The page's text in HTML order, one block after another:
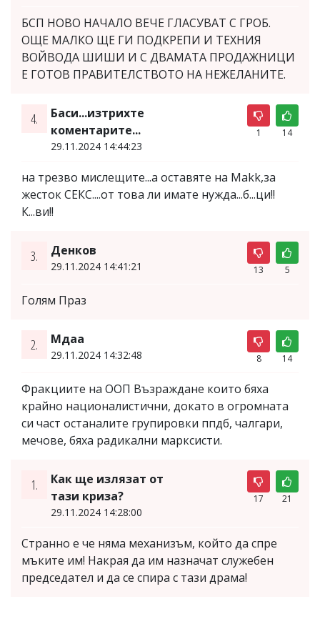
БСП НОВО НАЧАЛО ВЕЧЕ ГЛАСУВАТ С ГРОБ.
ОЩЕ МАЛКО ЩЕ ГИ ПОДКРЕПИ И ТЕХНИЯ
ВОЙВОДА ШИШИ И С ДВАМАТА ПРОДАЖНИЦИ
Е ГОТОВ ПРАВИТЕЛСТВОТО НА НЕЖЕЛАНИТЕ.
4.
Баси...изтрихте
коментарите...
29.11.2024 14:44:23
1 14
на трезво мислещите...а оставяте на Makk,за
жесток СЕКС....от това ли имате нужда...б...ци!!
К...ви!!
3. Денков
29.11.2024 14:41:21 13 5
Голям Праз
2. Мдаа
29.11.2024 14:32:48 8 14
Фракциите на ООП Възраждане които бяха
крайно националистични, докато в огромната
си част останалите групировки ппдб, чалгари,
мечове, бяха радикални марксисти.
1.
Как ще излязат от
тази криза?
29.11.2024 14:28:00
17 21
Странно е че няма механизъм, който да спре
мъките им! Накрая да им назначат служебен
председател и да се спира с тази драма!